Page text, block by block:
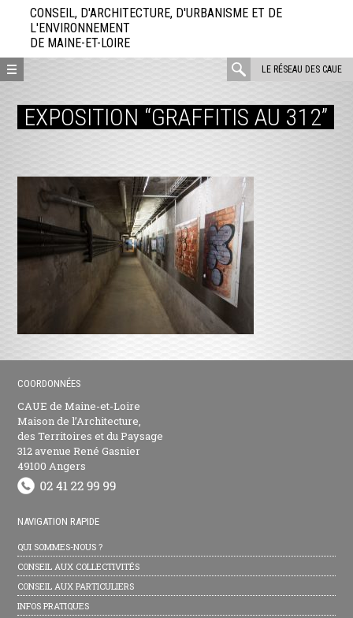
directement
contenu
CONSEIL, D'ARCHITECTURE, D'URBANISME ET DE
L'ENVIRONNEMENT
DE MAINE-ET-LOIRE
LE RÉSEAU DES CAUE
rechercher
EXPOSITION “GRAFFITIS AU 312”
COORDONNÉES
CAUE de Maine-et-Loire
Maison de l’Architecture,
des Territoires et du Paysage
312 avenue René Gasnier
49100 Angers
NAVIGATION RAPIDE
QUI SOMMES-NOUS ?
CONSEIL AUX COLLECTIVITÉS
CONSEIL AUX PARTICULIERS
INFOS PRATIQUES